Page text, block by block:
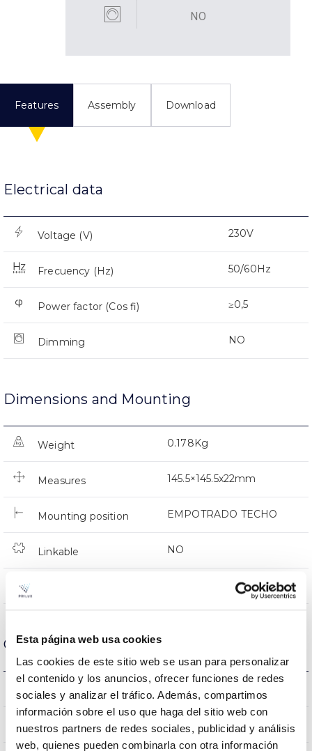
Esta página web usa cookies
Las cookies de este sitio web se usan para personalizar
el contenido y los anuncios, ofrecer funciones de redes
sociales y analizar el tráfico. Además, compartimos
información sobre el uso que haga del sitio web con
nuestros partners de redes sociales, publicidad y análisis
web, quienes pueden combinarla con otra información
NO
Features Assembly Download
Electrical data
Voltage (V) 230V
Frecuency (Hz) 50/60Hz
Power factor (Cos fi) ≥0,5
Dimming NO
Dimensions and Mounting
Weight 0.178Kg
Measures 145.5×145.5x22mm
Mounting position EMPOTRADO TECHO
Linkable NO
Optical data
Colour temperature 3000K-4000K-6500K
CRI Colour rendering index 80